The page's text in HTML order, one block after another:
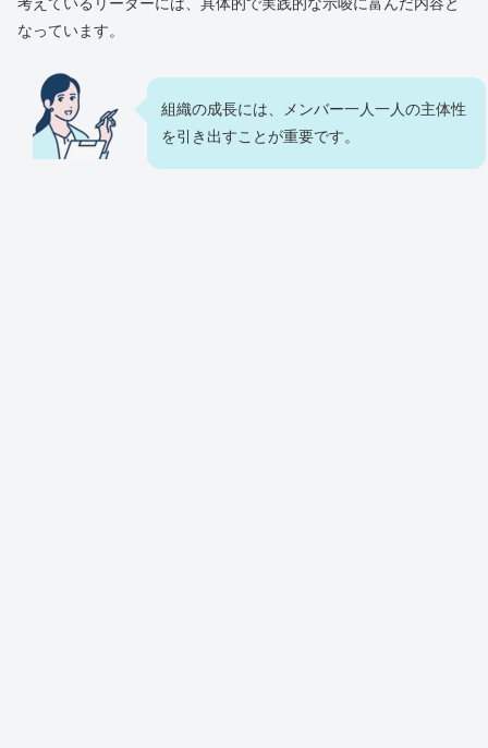
なっています。
組織の成長には、メンバー一人一人の主体性
を引き出すことが重要です。